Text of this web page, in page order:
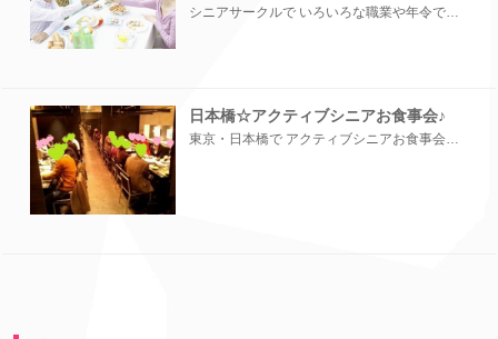
シニアサークルで いろいろな職業や年令で楽しい仲間づくりをしませんか？ 楽しい、優しい、ステ...
日本橋☆アクティブシニアお食事会♪